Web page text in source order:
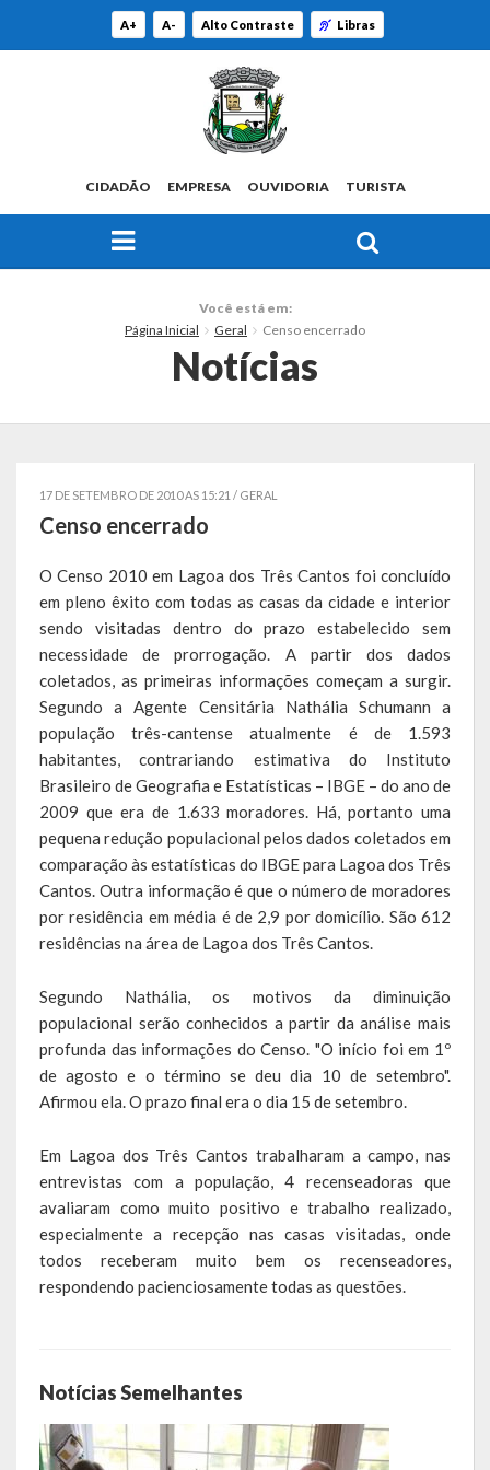
A+ A- Alto Contraste Libras
CIDADÃO EMPRESA OUVIDORIA TURISTA
Símbolos
Governo
Administração
Ex-Administradores
Conselhos Municipais
Administração, Fazenda e Planejamento
Desenvolvimento Econômico
Desenvolvimento Social
Obras, Serviços Urbanos e Trânsito
Saúde
Cultura
Histórias
A História da Comunidade Católica Nossa Senhora de Lourdes
de Vila Seca
A História da Comunidade Evangélica de Linha Kronenthal
A História da Comunidade Evangélica de Confissão Luterana no
A história marcante do Grêmio Esportivo Lagoense: uma história
Você está em:
Página Inicial
Geral Censo encerrado
Notícias
17 DE SETEMBRO DE 2010 AS 15:21 / GERAL
Censo encerrado
O Censo 2010 em Lagoa dos Três Cantos foi concluído
em pleno êxito com todas as casas da cidade e interior
sendo visitadas dentro do prazo estabelecido sem
necessidade de prorrogação. A partir dos dados
coletados, as primeiras informações começam a surgir.
Segundo a Agente Censitária Nathália Schumann a
população três-cantense atualmente é de 1.593
habitantes, contrariando estimativa do Instituto
Brasileiro de Geografia e Estatísticas – IBGE – do ano de
2009 que era de 1.633 moradores. Há, portanto uma
pequena redução populacional pelos dados coletados em
comparação às estatísticas do IBGE para Lagoa dos Três
Cantos. Outra informação é que o número de moradores
por residência em média é de 2,9 por domicílio. São 612
residências na área de Lagoa dos Três Cantos.
Segundo Nathália, os motivos da diminuição
populacional serão conhecidos a partir da análise mais
profunda das informações do Censo. "O início foi em 1º
de agosto e o término se deu dia 10 de setembro".
Afirmou ela. O prazo final era o dia 15 de setembro.
Em Lagoa dos Três Cantos trabalharam a campo, nas
entrevistas com a população, 4 recenseadoras que
avaliaram como muito positivo e trabalho realizado,
especialmente a recepção nas casas visitadas, onde
todos receberam muito bem os recenseadores,
respondendo pacienciosamente todas as questões.
Notícias Semelhantes